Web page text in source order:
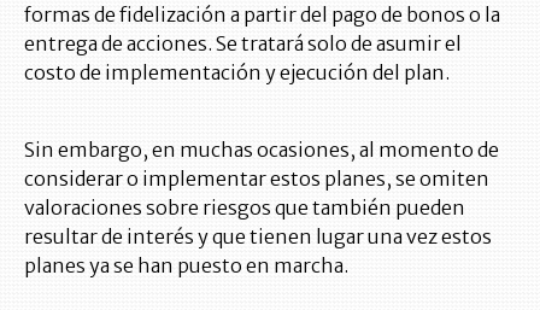
formas de fidelización a partir del pago de bonos o la
entrega de acciones. Se tratará solo de asumir el
costo de implementación y ejecución del plan.
Sin embargo, en muchas ocasiones, al momento de
considerar o implementar estos planes, se omiten
valoraciones sobre riesgos que también pueden
resultar de interés y que tienen lugar una vez estos
planes ya se han puesto en marcha.